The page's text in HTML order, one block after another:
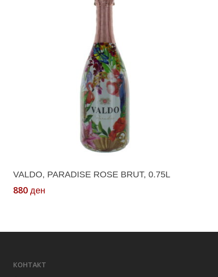
Додади Во Кошничка
VALDO, PARADISE ROSE BRUT, 0.75L
880 ден
КОНТАКТ